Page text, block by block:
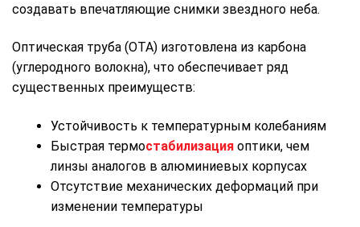
создавать впечатляющие снимки звездного неба.
Оптическая труба (ОТА) изготовлена из карбона
(углеродного волокна), что обеспечивает ряд
существенных преимуществ:
Устойчивость к температурным колебаниям
Быстрая термостабилизация оптики, чем
линзы аналогов в алюминиевых корпусах
Отсутствие механических деформаций при
изменении температуры